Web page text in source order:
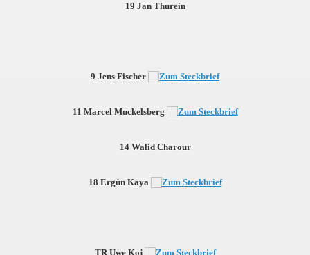
19 Jan Thurein
9 Jens Fischer
11 Marcel Muckelsberg
14 Walid Charour
18 Ergün Kaya
TR Uwe Koj